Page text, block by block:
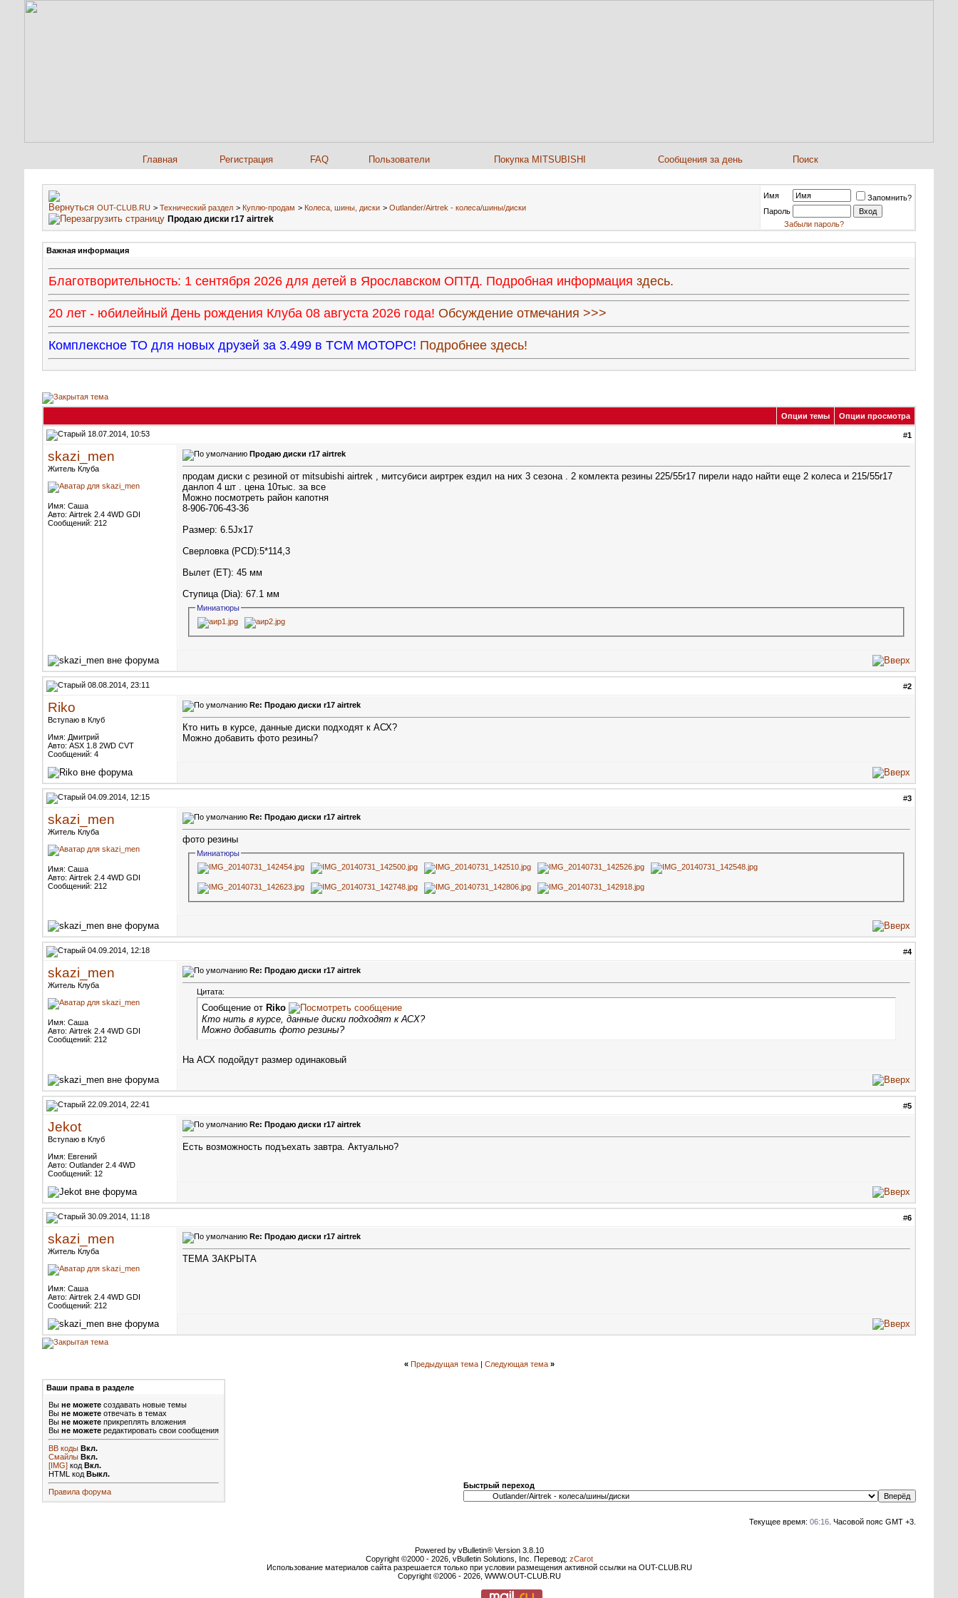
Главная Регистрация FAQ Пользователи Покупка MITSUBISHI Сообщения за день Поиск
OUT-CLUB.RU > Технический раздел > Куплю-продам > Колеса, шины, диски > Outlander/Airtrek - колеса/шины/диски
Продаю диски r17 airtrek
Имя
Запомнить?
Пароль
Забыли пароль?
Важная информация
Благотворительность: 1 сентября 2026 для детей в Ярославском ОПТД. Подробная информация здесь.
20 лет - юбилейный День рождения Клуба 08 августа 2026 года! Обсуждение отмечания >>>
Комплексное ТО для новых друзей за 3.499 в ТСМ МОТОРС! Подробнее здесь!
Опции темы Опции просмотра
18.07.2014, 10:53 #1
skazi_men
Житель Клуба
Имя: Саша
Авто: Airtrek 2.4 4WD GDI
Сообщений: 212
Продаю диски r17 airtrek
продам диски с резиной от mitsubishi airtrek , митсубиси аиртрек ездил на них 3 сезона . 2 комлекта резины 225/55r17 пирели надо найти еще 2 колеса и 215/55r17
данлоп 4 шт . цена 10тыс. за все
Можно посмотреть район капотня
8-906-706-43-36
Размер: 6.5Jx17
Сверловка (PCD):5*114,3
Вылет (ET): 45 мм
Ступица (Dia): 67.1 мм
Миниатюры
08.08.2014, 23:11 #2
Riko
Вступаю в Клуб
Имя: Дмитрий
Авто: ASX 1.8 2WD CVT
Сообщений: 4
Re: Продаю диски r17 airtrek
Кто нить в курсе, данные диски подходят к АСХ?
Можно добавить фото резины?
04.09.2014, 12:15 #3
skazi_men
Житель Клуба
Имя: Саша
Авто: Airtrek 2.4 4WD GDI
Сообщений: 212
Re: Продаю диски r17 airtrek
фото резины
Миниатюры
04.09.2014, 12:18 #4
skazi_men
Житель Клуба
Имя: Саша
Авто: Airtrek 2.4 4WD GDI
Сообщений: 212
Re: Продаю диски r17 airtrek
Цитата:
Сообщение от Riko
Кто нить в курсе, данные диски подходят к АСХ?
Можно добавить фото резины?
На АСХ подойдут размер одинаковый
22.09.2014, 22:41 #5
Jekot
Вступаю в Клуб
Имя: Евгений
Авто: Outlander 2.4 4WD
Сообщений: 12
Re: Продаю диски r17 airtrek
Есть возможность подъехать завтра. Актуально?
30.09.2014, 11:18 #6
skazi_men
Житель Клуба
Имя: Саша
Авто: Airtrek 2.4 4WD GDI
Сообщений: 212
Re: Продаю диски r17 airtrek
ТЕМА ЗАКРЫТА
« Предыдущая тема| Следующая тема »
Ваши права в разделе
Вы не можете создавать новые темы
Вы не можете отвечать в темах
Вы не можете прикреплять вложения
Вы не можете редактировать свои сообщения
BB коды Вкл.
Смайлы Вкл.
[IMG] код Вкл.
HTML код Выкл.
Правила форума
Быстрый переход
Текущее время: 06:16 . Часовой пояс GMT +3.
Powered by vBulletin® Version 3.8.10
Copyright ©2000 - 2026, vBulletin Solutions, Inc. Перевод: zCarot
Использование материалов сайта разрешается только при условии размещения активной ссылки на OUT-CLUB.RU
Copyright ©2006 - 2026, WWW.OUT-CLUB.RU